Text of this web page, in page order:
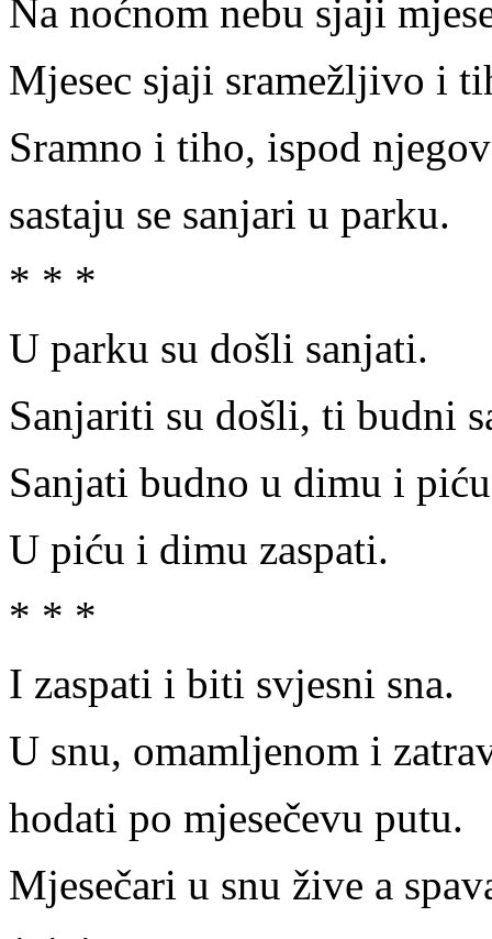
Na noćnom nebu sjaji
Mjesec sjaji sramežljivo i
Sramno i tiho, ispod
sastaju se sanjari u parku.
* * *
U parku su došli sanjati.
Sanjariti su došli, ti budni
Sanjati budno u dimu i
U piću i dimu zaspati.
* * *
I zaspati i biti svjesni sna.
U snu, omamljenom i
hodati po mjesečevu putu.
Mjesečari u snu žive a